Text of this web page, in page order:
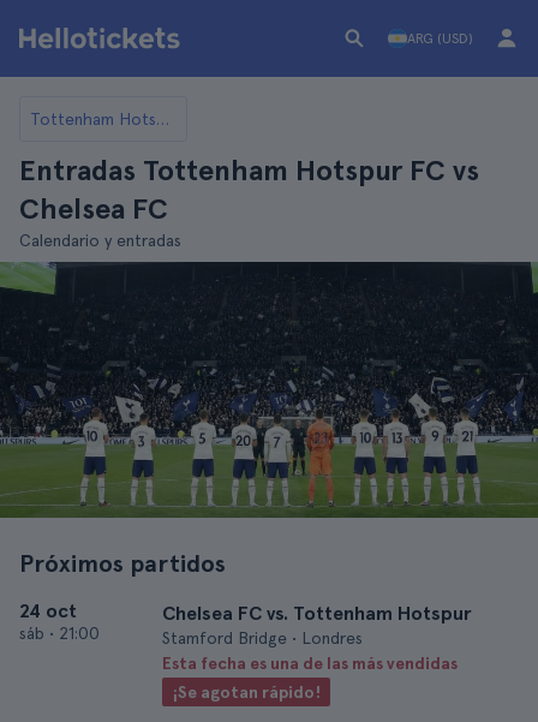
ARG (USD)
Tottenham Hotspur FC
Entradas Tottenham Hotspur FC vs
Chelsea FC
Calendario y entradas
Próximos partidos
24 oct
sáb • 21:00
Chelsea FC vs. Tottenham Hotspur
Stamford Bridge • Londres
Esta fecha es una de las más vendidas
¡Se agotan rápido!